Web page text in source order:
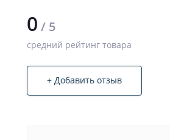
0 / 5
средний рейтинг товара
+ Добавить отзыв